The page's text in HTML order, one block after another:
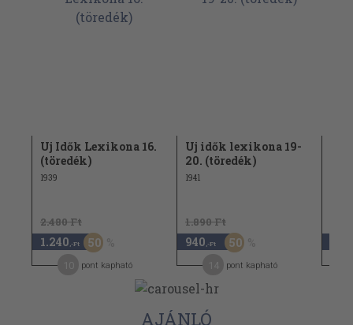
Uj Idők Lexikona 16.
(töredék)
1939
2.480 Ft
1.240 ,-Ft 50
pont kapható
Uj idők lexikona 19-
20. (töredék)
1941
1.890 Ft
940 ,-Ft 50
pont kapható
AJÁNLÓ